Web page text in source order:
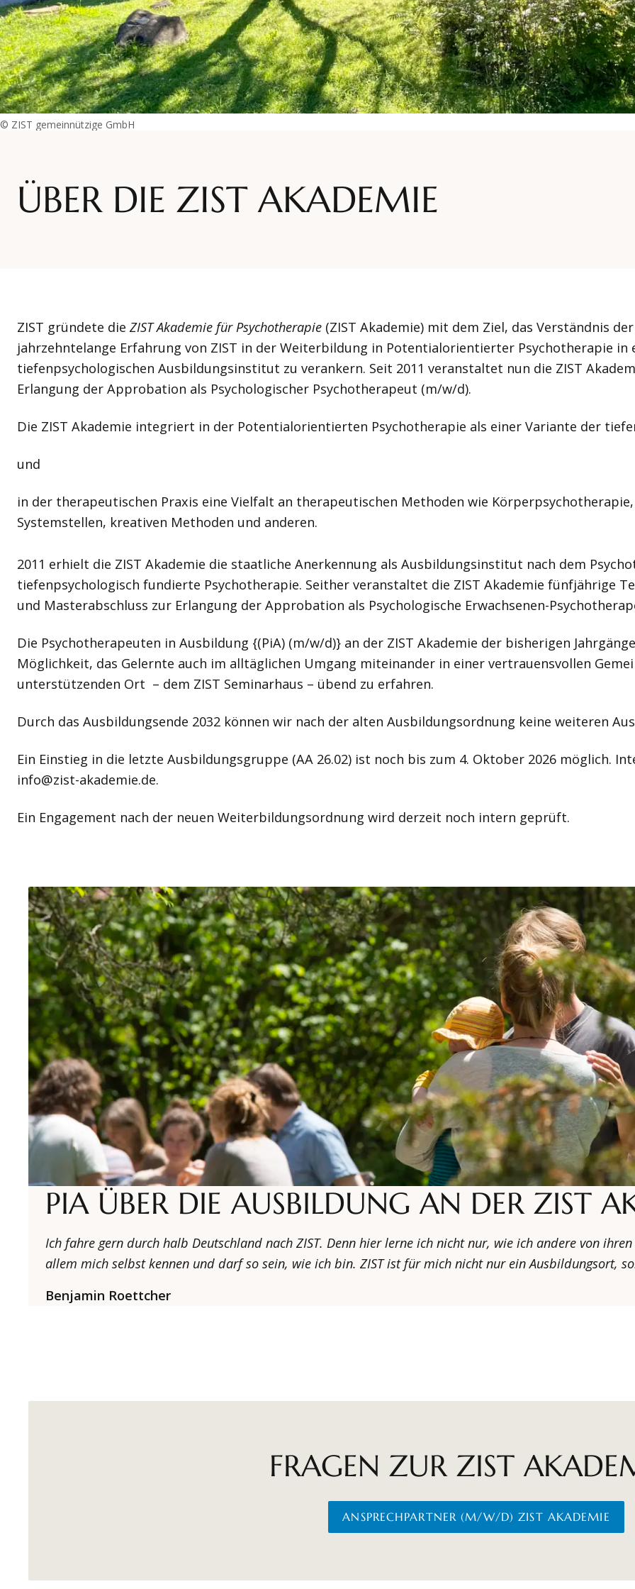
Seminarhaus
ZIST
© ZIST gemeinnützige GmbH
ÜBER DIE ZIST AKADEMIE
ZIST gründete die ZIST Akademie für Psychotherapie (ZIST Akademie) mit dem Ziel, das Verständnis
jahrzehntelange Erfahrung von ZIST in der Weiterbildung in Potentialorientierter Psychotherapie
tiefenpsychologischen Ausbildungsinstitut zu verankern. Seit 2011 veranstaltet nun die ZIST
Erlangung der Approbation als Psychologischer Psychotherapeut (m/w/d).
Die ZIST Akademie integriert in der Potentialorientierten Psychotherapie als einer Variante der
und
in der therapeutischen Praxis eine Vielfalt an therapeutischen Methoden wie
Systemstellen, kreativen Methoden und anderen.
2011 erhielt die ZIST Akademie die staatliche Anerkennung als Ausbildungsinstitut nach dem
tiefenpsychologisch fundierte Psychotherapie. Seither veranstaltet die ZIST Akademie fünfjährige
und Masterabschluss zur Erlangung der Approbation als Psychologische Erwachsenen-
Die Psychotherapeuten in Ausbildung {(PiA) (m/w/d)} an der ZIST Akademie der bisherigen
Möglichkeit, das Gelernte auch im alltäglichen Umgang miteinander in einer vertrauensvollen
unterstützenden Ort – dem ZIST Seminarhaus – übend zu erfahren.
Durch das Ausbildungsende 2032 können wir nach der alten Ausbildungsordnung keine weiteren
Ein Einstieg in die letzte Ausbildungsgruppe (AA 26.02) ist noch bis zum 4. Oktober 2026 möglich.
info@zist-akademie.de.
Ein Engagement nach der neuen Weiterbildungsordnung wird derzeit noch intern geprüft.
PIA ÜBER DIE AUSBILDUNG AN DER ZIST
Ich fahre gern durch halb Deutschland nach ZIST. Denn hier lerne ich nicht nur, wie ich andere von
allem mich selbst kennen und darf so sein, wie ich bin. ZIST ist für mich nicht nur ein Ausbildungsort,
Benjamin Roettcher
FRAGEN ZUR ZIST
ANSPRECHPARTNER (M/W/D) ZIST AKADEMIE